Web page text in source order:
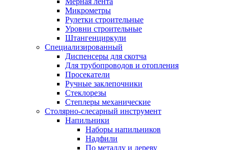
Микрометры
Рулетки строительные
Уровни строительные
Штангенциркули
Специализированный
Диспенсеры для скотча
Для трубопроводов и отопления
Просекатели
Ручные заклепочники
Стеклорезы
Степлеры механические
Столярно-слесарный инструмент
Напильники
Наборы напильников
Надфили
По металлу и дереву